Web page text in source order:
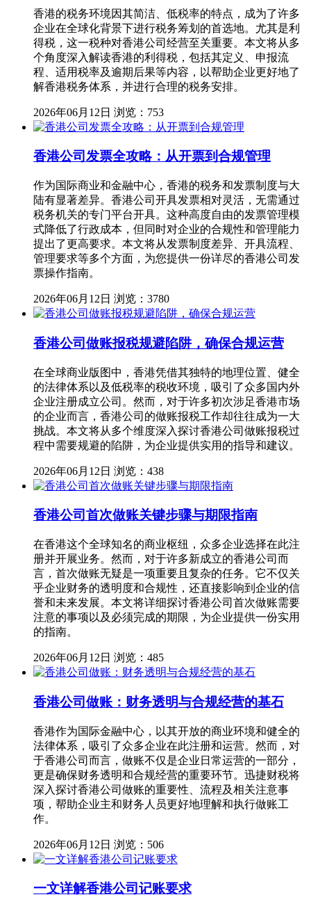
香港的税务环境因其简洁、低税率的特点，成为了许多
企业在全球化背景下进行税务筹划的首选地。尤其是利
得税，这一税种对香港公司经营至关重要。本文将从多
个角度深入解读香港的利得税，包括其定义、申报流
程、适用税率及逾期后果等内容，以帮助企业更好地了
解香港税务体系，并进行合理的税务安排。
2026年06月12日 浏览：753
香港公司发票全攻略：从开票到合规管理
作为国际商业和金融中心，香港的税务和发票制度与大
陆有显著差异。香港公司开具发票相对灵活，无需通过
税务机关的专门平台开具。这种高度自由的发票管理模
式降低了行政成本，但同时对企业的合规性和管理能力
提出了更高要求。本文将从发票制度差异、开具流程、
管理要求等多个方面，为您提供一份详尽的香港公司发
票操作指南。
2026年06月12日 浏览：3780
香港公司做账报税规避陷阱，确保合规运营
在全球商业版图中，香港凭借其独特的地理位置、健全
的法律体系以及低税率的税收环境，吸引了众多国内外
企业注册成立公司。然而，对于许多初次涉足香港市场
的企业而言，香港公司的做账报税工作却往往成为一大
挑战。本文将从多个维度深入探讨香港公司做账报税过
程中需要规避的陷阱，为企业提供实用的指导和建议。
2026年06月12日 浏览：438
香港公司首次做账关键步骤与期限指南
在香港这个全球知名的商业枢纽，众多企业选择在此注
册并开展业务。然而，对于许多新成立的香港公司而
言，首次做账无疑是一项重要且复杂的任务。它不仅关
乎企业财务的透明度和合规性，还直接影响到企业的信
誉和未来发展。本文将详细探讨香港公司首次做账需要
注意的事项以及必须完成的期限，为企业提供一份实用
的指南。
2026年06月12日 浏览：485
香港公司做账：财务透明与合规经营的基石
香港作为国际金融中心，以其开放的商业环境和健全的
法律体系，吸引了众多企业在此注册和运营。然而，对
于香港公司而言，做账不仅是企业日常运营的一部分，
更是确保财务透明和合规经营的重要环节。迅捷财税将
深入探讨香港公司做账的重要性、流程及相关注意事
项，帮助企业主和财务人员更好地理解和执行做账工
作。
2026年06月12日 浏览：506
一文详解香港公司记账要求